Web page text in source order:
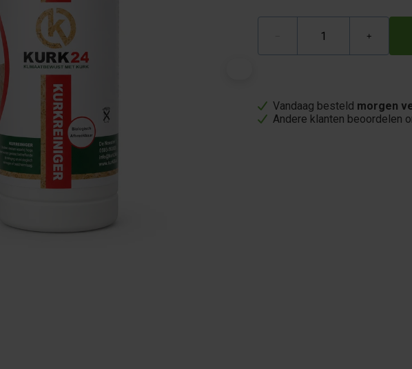
+
Vandaag besteld morgen
Andere klanten beoordelen